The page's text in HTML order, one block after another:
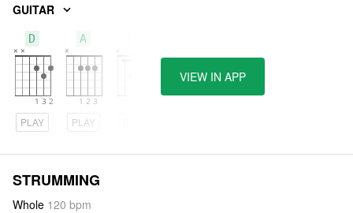
GUITAR
D
PLAY
A
PLAY
VIEW IN APP
STRUMMING
Whole 120 bpm